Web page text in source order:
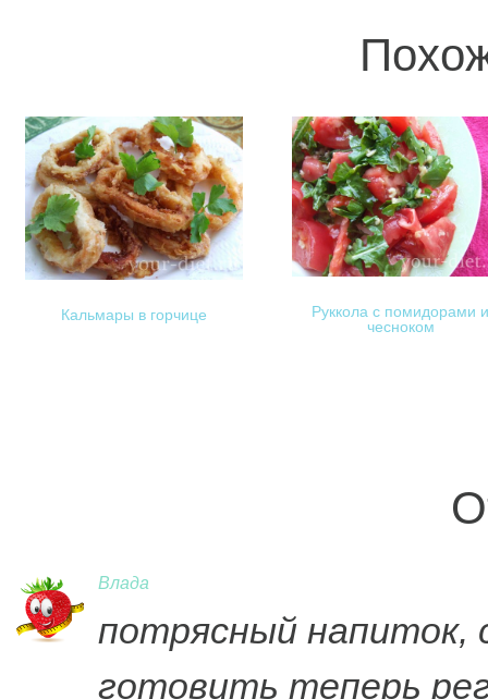
Кальмары в горчице
Руккола с помидорами
чесноком
Влада
потрясный напиток,
готовить теперь